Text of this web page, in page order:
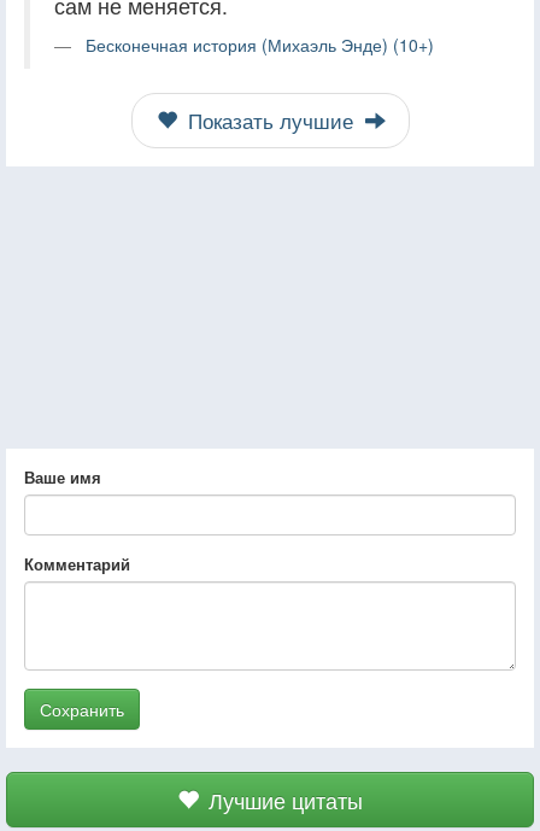
Бесконечная история (Михаэль Энде) (10+)
Показать лучшие
Ваше имя
Комментарий
Сохранить
Лучшие цитаты